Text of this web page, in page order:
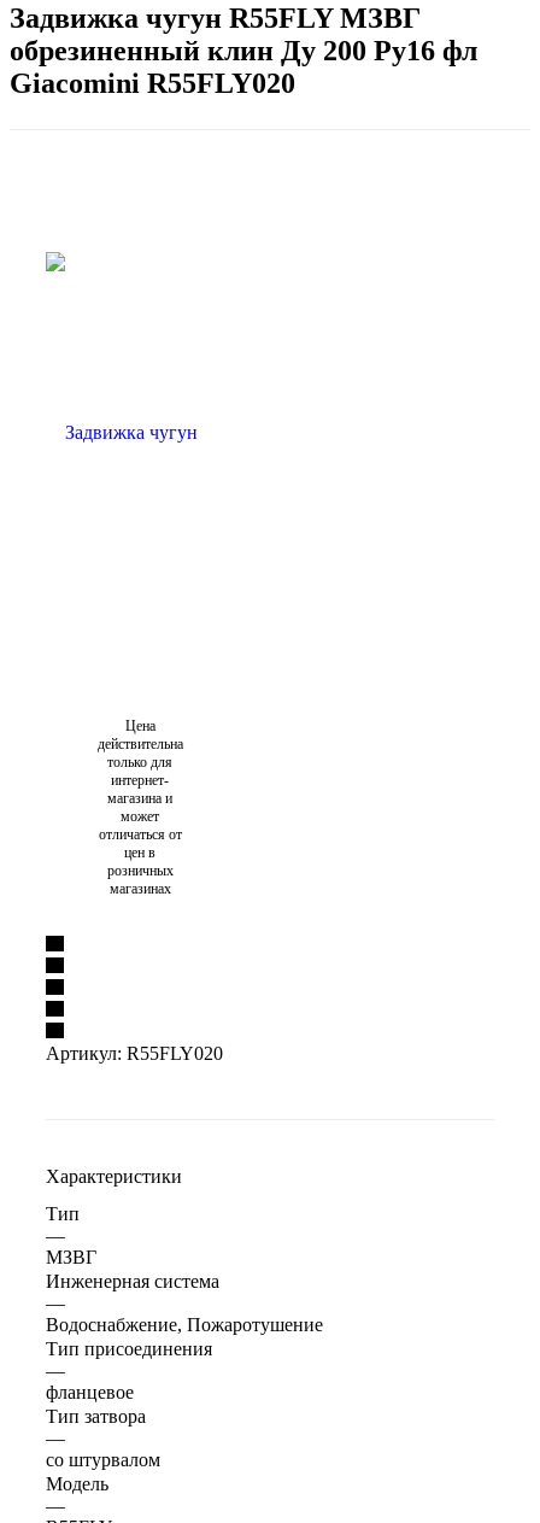
Задвижка чугун R55FLY МЗВГ
обрезиненный клин Ду 200 Ру16 фл
Giacomini R55FLY020
Цена
действительна
только для
интернет-
магазина и
может
отличаться от
цен в
розничных
магазинах
Артикул: R55FLY020
Характеристики
Тип
—
МЗВГ
Инженерная система
—
Водоснабжение, Пожаротушение
Тип присоединения
—
фланцевое
Тип затвора
—
со штурвалом
Модель
—